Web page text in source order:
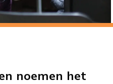
noemen het